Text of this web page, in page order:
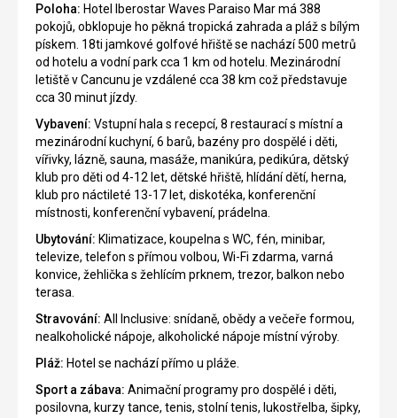
Poloha: Hotel Iberostar Waves Paraiso Mar má 388
pokojů, obklopuje ho pěkná tropická zahrada a pláž s bílým
pískem. 18ti jamkové golfové hřiště se nachází 500 metrů
od hotelu a vodní park cca 1 km od hotelu. Mezinárodní
letiště v Cancunu je vzdálené cca 38 km což představuje
cca 30 minut jízdy.
Vybavení: Vstupní hala s recepcí, 8 restaurací s místní a
mezinárodní kuchyní, 6 barů, bazény pro dospělé i děti,
vířivky, lázně, sauna, masáže, manikúra, pedikúra, dětský
klub pro děti od 4-12 let, dětské hřiště, hlídání dětí, herna,
klub pro náctileté 13-17 let, diskotéka, konferenční
místnosti, konferenční vybavení, prádelna.
Ubytování: Klimatizace, koupelna s WC, fén, minibar,
televize, telefon s přímou volbou, Wi-Fi zdarma, varná
konvice, žehlička s žehlícím prknem, trezor, balkon nebo
terasa.
Stravování: All Inclusive: snídaně, obědy a večeře formou,
nealkoholické nápoje, alkoholické nápoje místní výroby.
Pláž: Hotel se nachází přímo u pláže.
Sport a zábava: Animační programy pro dospělé i děti,
posilovna, kurzy tance, tenis, stolní tenis, lukostřelba, šipky,